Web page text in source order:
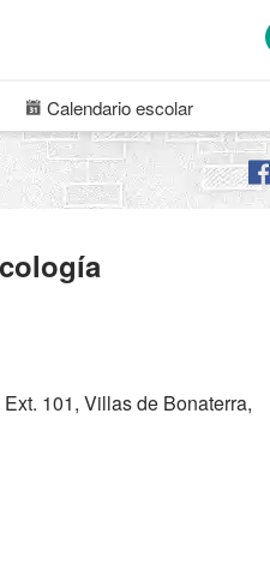
Calendarioescolar
101, Villas de Bonaterra,